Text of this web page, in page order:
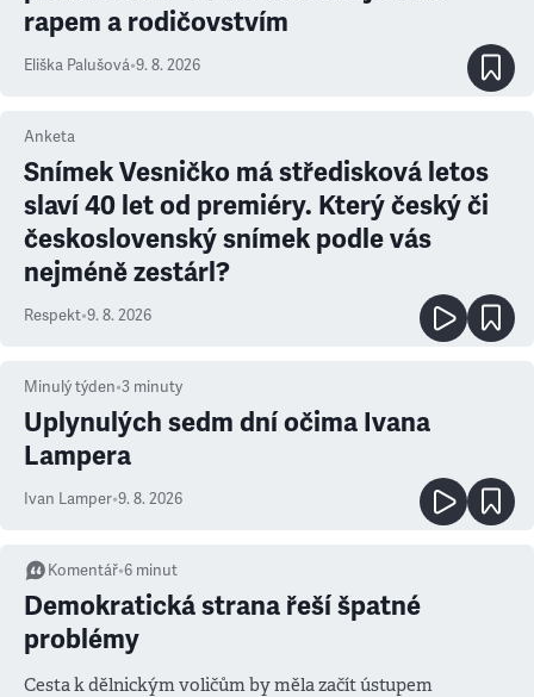
rapem a rodičovstvím
Eliška Palušová•9. 8. 2026
Anketa
Snímek Vesničko má středisková letos
slaví 40 let od premiéry. Který český či
československý snímek podle vás
nejméně zestárl?
Respekt•9. 8. 2026
Minulý týden•3 minuty
Uplynulých sedm dní očima Ivana
Lampera
Ivan Lamper•9. 8. 2026
Komentář•6 minut
Demokratická strana řeší špatné
problémy
Cesta k dělnickým voličům by měla začít ústupem